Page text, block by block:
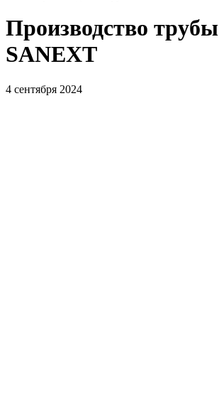
Производство трубы
SANEXT
4 сентября 2024